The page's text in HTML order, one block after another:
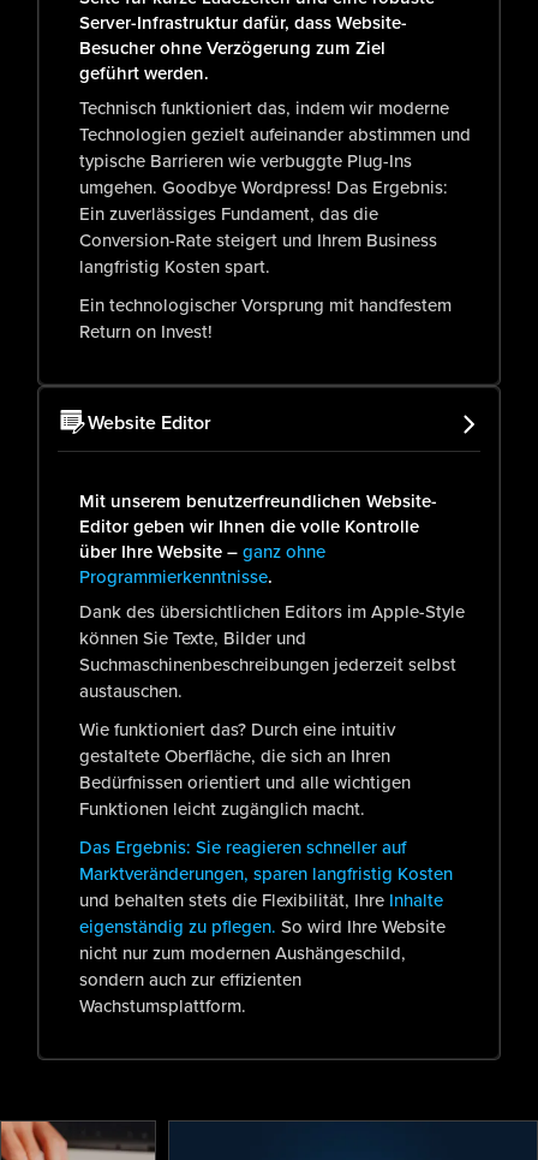
Server-Infrastruktur dafür, dass Website-
Besucher ohne Verzögerung zum Ziel
geführt werden.
Technisch funktioniert das, indem wir moderne
Technologien gezielt aufeinander abstimmen und
typische Barrieren wie verbuggte Plug-Ins
umgehen. Goodbye Wordpress! Das Ergebnis:
Ein zuverlässiges Fundament, das die
Conversion-Rate steigert und Ihrem Business
langfristig Kosten spart.
Ein technologischer Vorsprung mit handfestem
Return on Invest!
Website Editor
Mit unserem benutzerfreundlichen Website-
Editor geben wir Ihnen die volle Kontrolle
über Ihre Website –ganz ohne
Programmierkenntnisse.
Dank des übersichtlichen Editors im Apple-Style
können Sie Texte, Bilder und
Suchmaschinenbeschreibungen jederzeit selbst
austauschen.
Wie funktioniert das? Durch eine intuitiv
gestaltete Oberfläche, die sich an Ihren
Bedürfnissen orientiert und alle wichtigen
Funktionen leicht zugänglich macht.
Das Ergebnis: Sie reagieren schneller auf
Marktveränderungen, sparen langfristig Kosten
und behalten stets die Flexibilität, Ihre Inhalte
eigenständig zu pflegen. So wird Ihre Website
nicht nur zum modernen Aushängeschild,
sondern auch zur effizienten
Wachstumsplattform.